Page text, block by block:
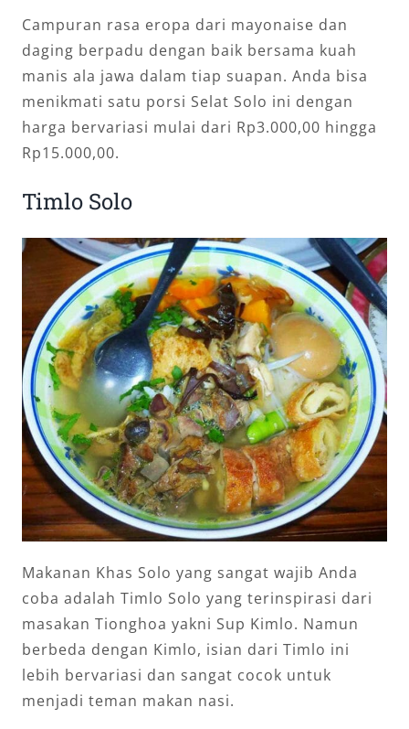
Campuran rasa eropa dari mayonaise dan
daging berpadu dengan baik bersama kuah
manis ala jawa dalam tiap suapan. Anda bisa
menikmati satu porsi Selat Solo ini dengan
harga bervariasi mulai dari Rp3.000,00 hingga
Rp15.000,00.
Timlo Solo
Makanan Khas Solo yang sangat wajib Anda
coba adalah Timlo Solo yang terinspirasi dari
masakan Tionghoa yakni Sup Kimlo. Namun
berbeda dengan Kimlo, isian dari Timlo ini
lebih bervariasi dan sangat cocok untuk
menjadi teman makan nasi.